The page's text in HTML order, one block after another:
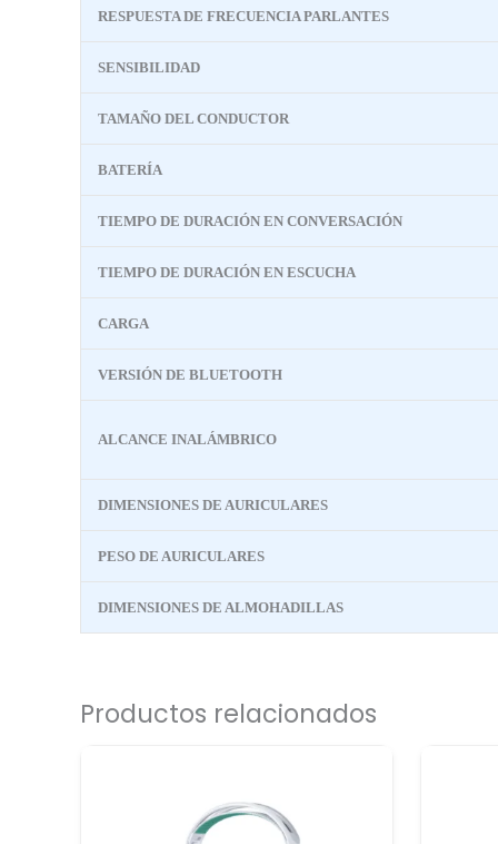
RESPUESTA DE FRECUENCIA PARLANTES
SENSIBILIDAD
TAMAÑO DEL CONDUCTOR
BATERÍA
TIEMPO DE DURACIÓN EN CONVERSACIÓN
TIEMPO DE DURACIÓN EN ESCUCHA
CARGA
VERSIÓN DE BLUETOOTH
ALCANCE INALÁMBRICO
DIMENSIONES DE AURICULARES
PESO DE AURICULARES
DIMENSIONES DE ALMOHADILLAS
Productos relacionados